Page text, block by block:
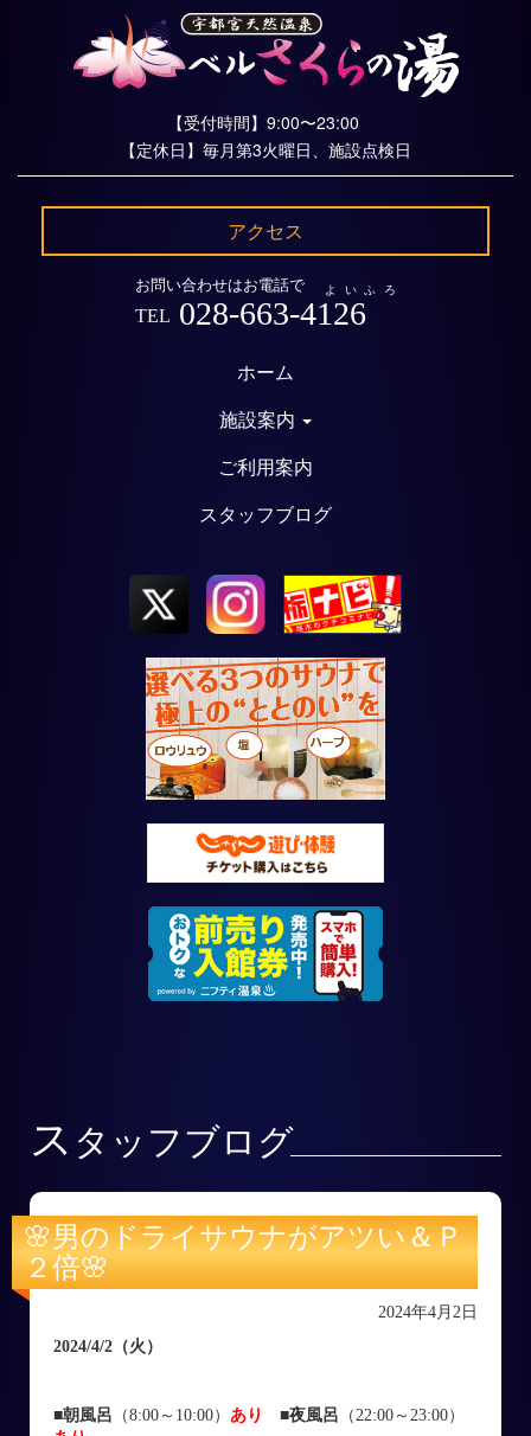
【受付時間】9:00〜23:00
【定休日】毎月第3火曜日、施設点検日
アクセス
お問い合わせはお電話で よいふろ
TEL 028-663-4126
ホーム
施設案内
ご利用案内
スタッフブログ
ス タッフブログ
🌸男のドライサウナがアツい＆Ｐ
２倍🌸
2024年4月2日
2024/4/2 （火 ）
■朝風呂 （8:00～10:00） あり ■夜風呂 （22:00～23:00）